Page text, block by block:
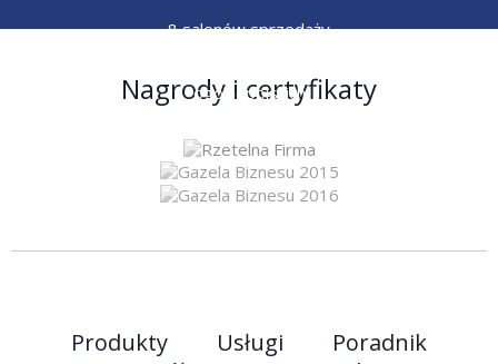
8 salonów sprzedaży
ogólnopolskich
Nagrody i certyfikaty
Produkty Usługi
Poradnik